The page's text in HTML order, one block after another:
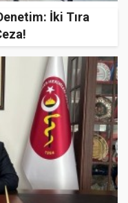
İki Tıra